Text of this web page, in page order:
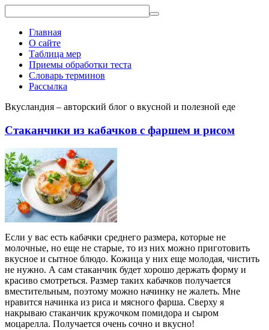
Главная
О сайте
Таблица мер
Приемы обработки теста
Словарь терминов
Рассылка
Вкусландия – авторский блог о вкусной и полезной еде
Стаканчики из кабачков с фаршем и рисом
Если у вас есть кабачки среднего размера, которые не
молочные, но еще не старые, то из них можно приготовить
вкусное и сытное блюдо. Кожица у них еще молодая, чистить
не нужно. А сам стаканчик будет хорошо держать форму и
красиво смотреться. Размер таких кабачков получается
вместительным, поэтому можно начинку не жалеть. Мне
нравится начинка из риса и мясного фарша. Сверху я
накрываю стаканчик кружочком помидора и сыром
моцарелла. Получается очень сочно и вкусно!